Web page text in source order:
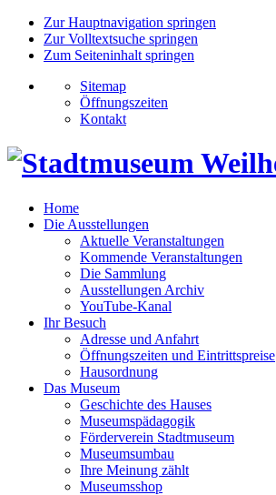
Zur Hauptnavigation springen
Zur Volltextsuche springen
Zum Seiteninhalt springen
Sitemap
Öffnungszeiten
Kontakt
Home
Die Ausstellungen
Aktuelle Veranstaltungen
Kommende Veranstaltungen
Die Sammlung
Ausstellungen Archiv
YouTube-Kanal
Ihr Besuch
Adresse und Anfahrt
Öffnungszeiten und Eintrittspreise
Hausordnung
Das Museum
Geschichte des Hauses
Museumspädagogik
Förderverein Stadtmuseum
Museumsumbau
Ihre Meinung zählt
Museumsshop